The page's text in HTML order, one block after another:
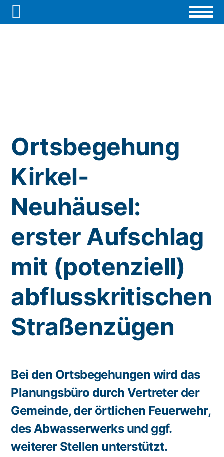

Ortsbegehung
Kirkel-
Neuhäusel:
erster Aufschlag
mit (potenziell)
abflusskritischen
Straßenzügen
Bei den Ortsbegehungen wird das
Planungsbüro durch Vertreter der
Gemeinde, der örtlichen Feuerwehr,
des Abwasserwerks und ggf.
weiterer Stellen unterstützt.